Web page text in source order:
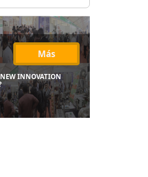
Más
INNOVATION